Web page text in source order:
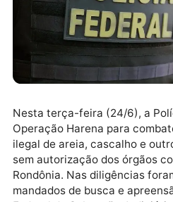
Nesta terça-feira (24/6), a
Operação Harena para